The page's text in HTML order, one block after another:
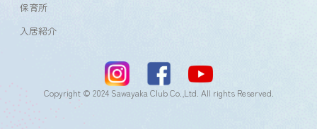
保育所
入居紹介
Copyright © 2024 Sawayaka Club Co.,Ltd. All rights Reserved.